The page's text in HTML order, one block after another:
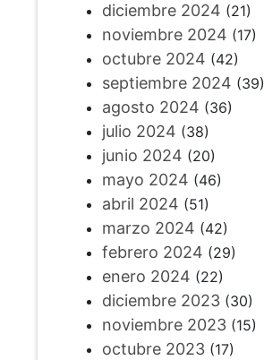
diciembre 2024 (21)
noviembre 2024 (17)
octubre 2024 (42)
septiembre 2024 (39)
agosto 2024 (36)
julio 2024 (38)
junio 2024 (20)
mayo 2024 (46)
abril 2024 (51)
marzo 2024 (42)
febrero 2024 (29)
enero 2024 (22)
diciembre 2023(30)
noviembre 2023(15)
octubre 2023(17)